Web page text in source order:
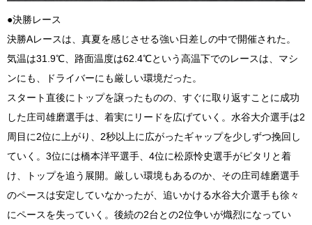
●決勝レース
決勝Aレースは、真夏を感じさせる強い日差しの中で開催された。
気温は31.9℃、路面温度は62.4℃という高温下でのレースは、マシ
ンにも、ドライバーにも厳しい環境だった。
スタート直後にトップを譲ったものの、すぐに取り返すことに成功
した庄司雄磨選手は、着実にリードを広げていく。水谷大介選手は2
周目に2位に上がり、2秒以上に広がったギャップを少しずつ挽回し
ていく。3位には橋本洋平選手、4位に松原怜史選手がピタリと着
け、トップを追う展開。厳しい環境もあるのか、その庄司雄磨選手
のペースは安定していなかったが、追いかける水谷大介選手も徐々
にペースを失っていく。後続の2台との2位争いが熾烈になってい